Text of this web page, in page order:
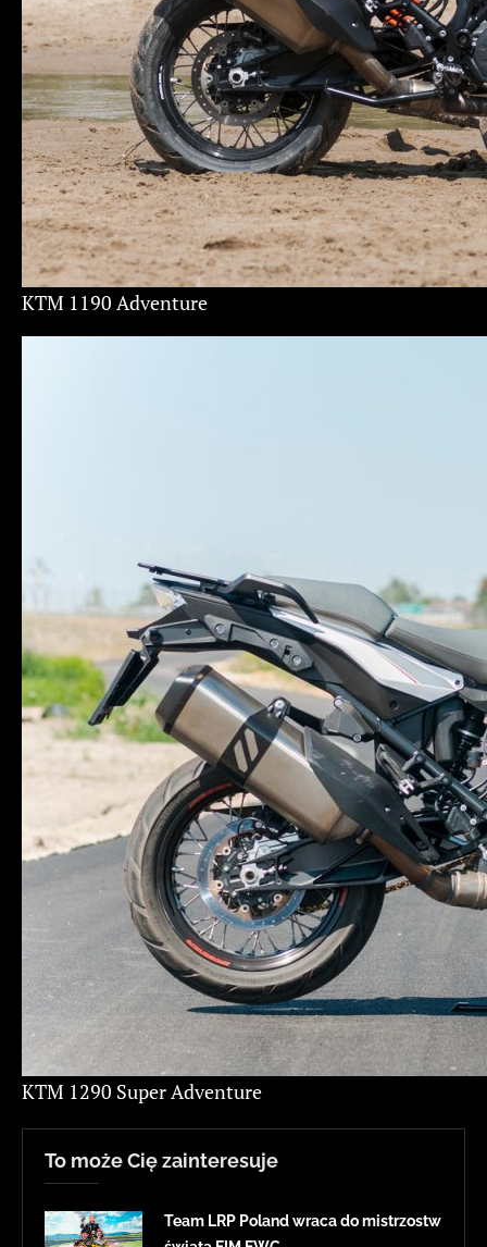
KTM 1190 Adventure
KTM 1290 Super Adventure
To może Cię zainteresuje
Team LRP Poland wraca do mistrzostw